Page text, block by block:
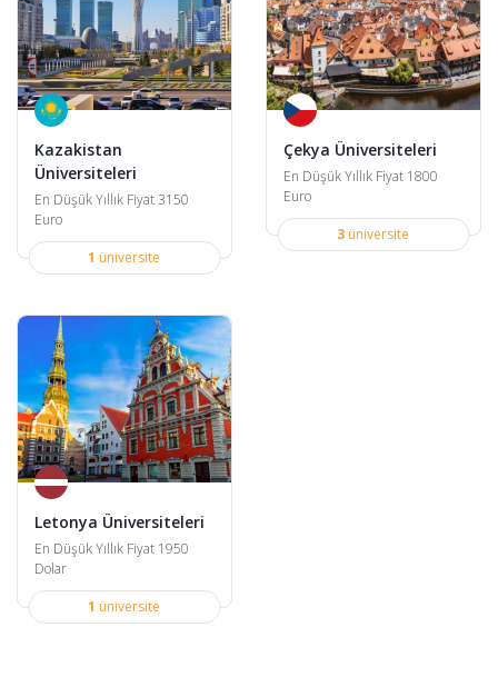
Kazakistan
Üniversiteleri
En Düşük Yıllık Fiyat 3150
Euro
1 üniversite
Çekya Üniversiteleri
En Düşük Yıllık Fiyat 1800
Euro
3 üniversite
Letonya Üniversiteleri
En Düşük Yıllık Fiyat 1950
Dolar
1 üniversite